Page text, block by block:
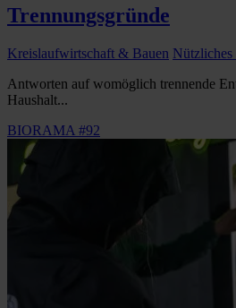
Trennungsgründe
Kreislaufwirtschaft & Bauen
Antworten auf womöglich trennende
Haushalt...
BIORAMA #92